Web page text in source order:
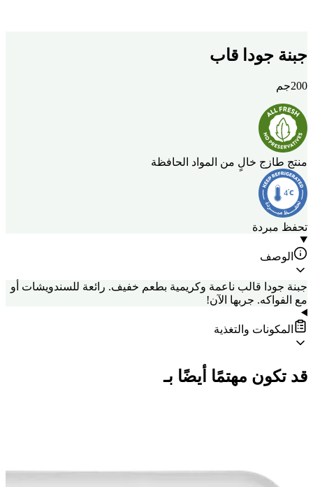
جبنة جودا قاب
200جم
منتج طازج خالٍ من المواد الحافظة
تحفظ مبردة
الوصف
جبنة جودا قالب ناعمة وكريمية بطعم خفيف. رائعة للسندويشات أو
مع الفواكه. جربها الآن!
المكونات والتغذية
قد تكون مهتمًا أيضًا بـ